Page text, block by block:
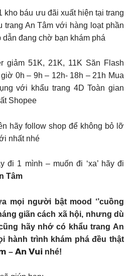
kho báu ưu đãi xuất hiện tại trang
trang An Tâm với hàng loạt phần
dẫn đang chờ bạn khám phá
giảm 51K, 21K, 11K Săn Flash
0h – 9h – 12h- 18h – 21h Mua
với khẩu trang 4D Toàn gian
Shopee
hãy follow shop để không bỏ lỡ
nhất nhé
đi 1 mình – muốn đi ‘xa’ hãy đi
Tâm
mọi người bật mood ‘’cuồng
giãn cách xã hội, nhưng dù
hãy nhớ có khẩu trang An
hành trình khám phá đều thật
– 𝗔𝗻 𝗩𝘂𝗶 nhé!